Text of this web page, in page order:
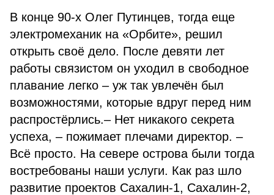
В конце 90-х Олег Путинцев, тогда еще
электромеханик на «Орбите», решил
открыть своё дело. После девяти лет
работы связистом он уходил в свободное
плавание легко – уж так увлечён был
возможностями, которые вдруг перед ним
распростёрлись.– Нет никакого секрета
успеха, – пожимает плечами директор. –
Всё просто. На севере острова были тогда
востребованы наши услуги. Как раз шло
развитие проектов Сахалин-1, Сахалин-2,